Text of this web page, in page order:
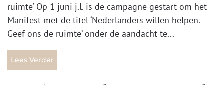
ruimte’ Op 1 juni j.l. is de campagne gestart om het
Manifest met de titel ‘Nederlanders willen helpen.
Geef ons de ruimte’ onder de aandacht te...
Lees Verder